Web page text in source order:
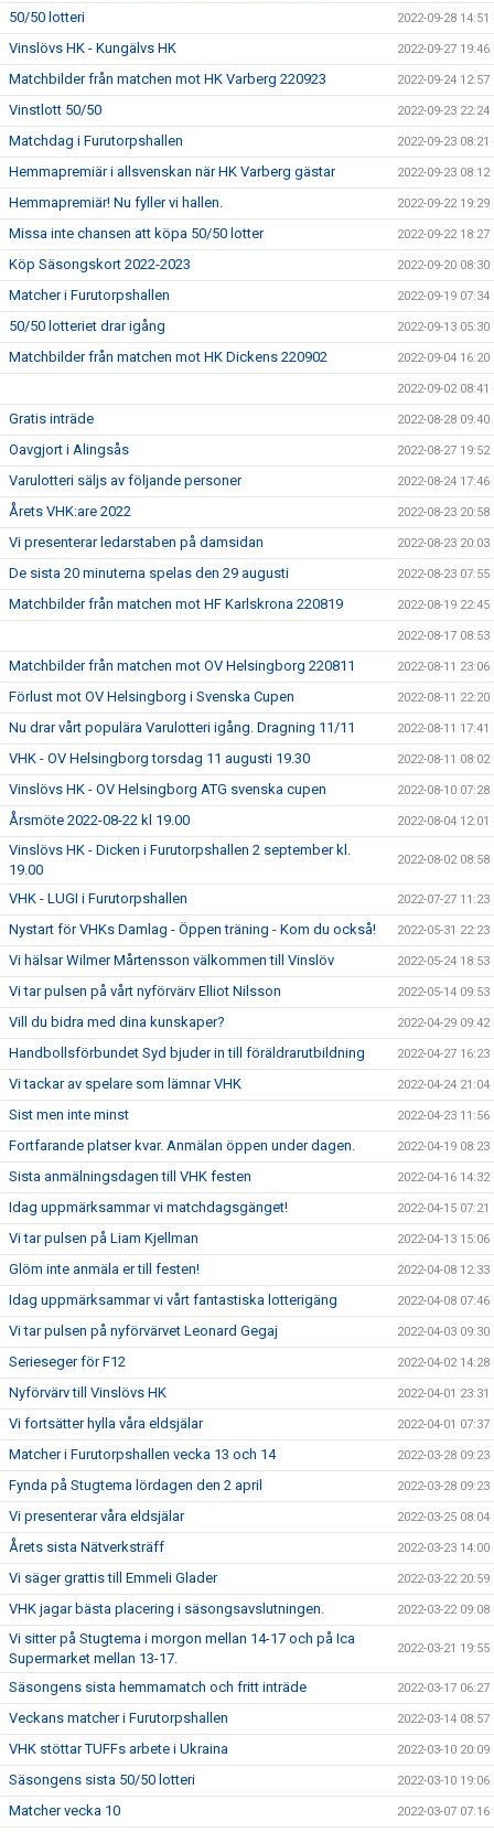
50/50 lotteri 2022-09-28 14:51
Vinslövs HK - Kungälvs HK 2022-09-27 19:46
Matchbilder från matchen mot HK Varberg 220923 2022-09-24 12:57
Vinstlott 50/50 2022-09-23 22:24
Matchdag i Furutorpshallen 2022-09-23 08:21
Hemmapremiär i allsvenskan när HK Varberg gästar 2022-09-23 08:12
Hemmapremiär! Nu fyller vi hallen. 2022-09-22 19:29
Missa inte chansen att köpa 50/50 lotter 2022-09-22 18:27
Köp Säsongskort 2022-2023 2022-09-20 08:30
Matcher i Furutorpshallen 2022-09-19 07:34
50/50 lotteriet drar igång 2022-09-13 05:30
Matchbilder från matchen mot HK Dickens 220902 2022-09-04 16:20
2022-09-02 08:41
Gratis inträde 2022-08-28 09:40
Oavgjort i Alingsås 2022-08-27 19:52
Varulotteri säljs av följande personer 2022-08-24 17:46
Årets VHK:are 2022 2022-08-23 20:58
Vi presenterar ledarstaben på damsidan 2022-08-23 20:03
De sista 20 minuterna spelas den 29 augusti 2022-08-23 07:55
Matchbilder från matchen mot HF Karlskrona 220819 2022-08-19 22:45
2022-08-17 08:53
Matchbilder från matchen mot OV Helsingborg 220811 2022-08-11 23:06
Förlust mot OV Helsingborg i Svenska Cupen 2022-08-11 22:20
Nu drar vårt populära Varulotteri igång. Dragning 11/11 2022-08-11 17:41
VHK - OV Helsingborg torsdag 11 augusti 19.30 2022-08-11 08:02
Vinslövs HK - OV Helsingborg ATG svenska cupen 2022-08-10 07:28
Årsmöte 2022-08-22 kl 19.00 2022-08-04 12:01
Vinslövs HK - Dicken i Furutorpshallen 2 september kl.
19.00
2022-08-02 08:58
VHK - LUGI i Furutorpshallen 2022-07-27 11:23
Nystart för VHKs Damlag - Öppen träning - Kom du också! 2022-05-31 22:23
Vi hälsar Wilmer Mårtensson välkommen till Vinslöv 2022-05-24 18:53
Vi tar pulsen på vårt nyförvärv Elliot Nilsson 2022-05-14 09:53
Vill du bidra med dina kunskaper? 2022-04-29 09:42
Handbollsförbundet Syd bjuder in till föräldrarutbildning 2022-04-27 16:23
Vi tackar av spelare som lämnar VHK 2022-04-24 21:04
Sist men inte minst 2022-04-23 11:56
Fortfarande platser kvar. Anmälan öppen under dagen. 2022-04-19 08:23
Sista anmälningsdagen till VHK festen 2022-04-16 14:32
Idag uppmärksammar vi matchdagsgänget! 2022-04-15 07:21
Vi tar pulsen på Liam Kjellman 2022-04-13 15:06
Glöm inte anmäla er till festen! 2022-04-08 12:33
Idag uppmärksammar vi vårt fantastiska lotterigäng 2022-04-08 07:46
Vi tar pulsen på nyförvärvet Leonard Gegaj 2022-04-03 09:30
Serieseger för F12 2022-04-02 14:28
Nyförvärv till Vinslövs HK 2022-04-01 23:31
Vi fortsätter hylla våra eldsjälar 2022-04-01 07:37
Matcher i Furutorpshallen vecka 13 och 14 2022-03-28 09:23
Fynda på Stugtema lördagen den 2 april 2022-03-28 09:23
Vi presenterar våra eldsjälar 2022-03-25 08:04
Årets sista Nätverksträff 2022-03-23 14:00
Vi säger grattis till Emmeli Glader 2022-03-22 20:59
VHK jagar bästa placering i säsongsavslutningen. 2022-03-22 09:08
Vi sitter på Stugtema i morgon mellan 14-17 och på Ica
Supermarket mellan 13-17.
2022-03-21 19:55
Säsongens sista hemmamatch och fritt inträde 2022-03-17 06:27
Veckans matcher i Furutorpshallen 2022-03-14 08:57
VHK stöttar TUFFs arbete i Ukraina 2022-03-10 20:09
Säsongens sista 50/50 lotteri 2022-03-10 19:06
Matcher vecka 10 2022-03-07 07:16